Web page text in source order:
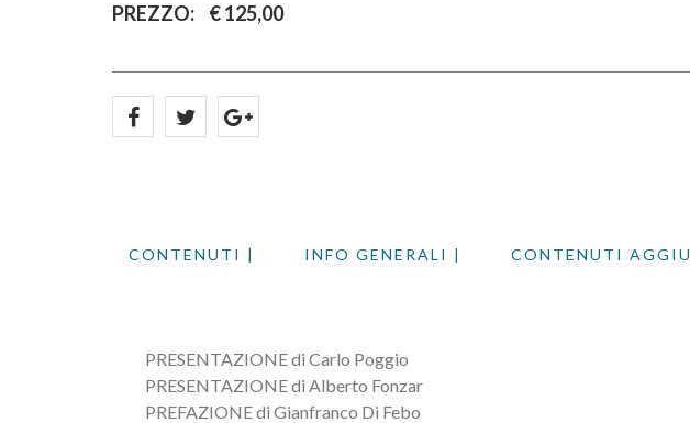
PREZZO: € 125,00
CONTENUTI | INFO GENERALI | CONTENUTI
PRESENTAZIONE di Carlo Poggio
PRESENTAZIONE di Alberto Fonzar
PREFAZIONE di Gianfranco Di Febo